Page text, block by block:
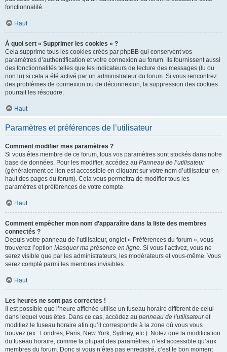
fonctionnalité.
Haut
À quoi sert « Supprimer les cookies » ?
Cela supprime tous les cookies créés par phpBB qui conservent vos
paramètres d’authentification et votre connexion au forum. Ils fournissent aussi
des fonctionnalités telles que les indicateurs de lecture des messages (lu ou
non lu) si cela a été activé par un administrateur du forum. Si vous rencontrez
des problèmes de connexion ou de déconnexion, la suppression des cookies
pourrait les résoudre.
Haut
Paramètres et préférences de l’utilisateur
Comment modifier mes paramètres ?
Si vous êtes membre de ce forum, tous vos paramètres sont stockés dans notre
base de données. Pour les modifier, accédez au Panneau de l’utilisateur
(généralement ce lien est accessible en cliquant sur votre nom d’utilisateur en
haut des pages du forum). Cela vous permettra de modifier tous les
paramètres et préférences de votre compte.
Haut
Comment empêcher mon nom d’apparaître dans la liste des membres
connectés ?
Depuis votre panneau de l’utilisateur, onglet « Préférences du forum », vous
trouverez l’option Masquer ma présence en ligne. Si vous l’activez, vous ne
serez visible que par les administrateurs, les modérateurs et vous-même. Vous
serez compté parmi les membres invisibles.
Haut
Les heures ne sont pas correctes !
Il est possible que l’heure affichée utilise un fuseau horaire différent de celui
dans lequel vous êtes. Dans ce cas, accédez au panneau de l’utilisateuret
modifiez le fuseau horaire afin qu’il corresponde à la zone où vous vous
trouvez (ex : Londres, Paris, New York, Sydney, etc.). Notez que la modification
du fuseau horaire, comme la plupart des paramètres, n’est accessible qu’aux
membres du forum. Donc si vous n’êtes pas enregistré, c’est le bon moment